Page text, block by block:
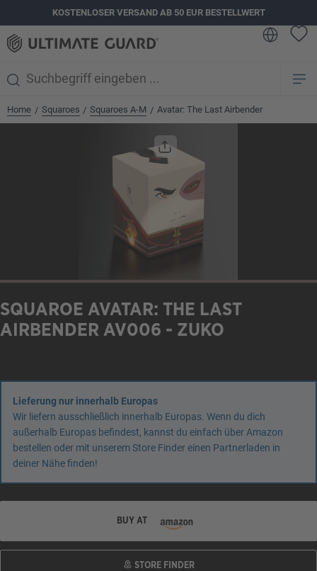
springenKOSTENLOSER VERSAND AB 50 EUR BESTELLWERT
Home / Squaroes / Squaroes A-M / Avatar: The Last Airbender
SQUAROE AVATAR: THE LAST
AIRBENDER AV006 - ZUKO
Lieferung nur innerhalb Europas
Wir liefern ausschließlich innerhalb Europas. Wenn du dich
außerhalb Europas befindest, kannst du einfach über Amazon
bestellen oder mit unserem Store Finder einen Partnerladen in
deiner Nähe finden!
BUY AT
STORE FINDER